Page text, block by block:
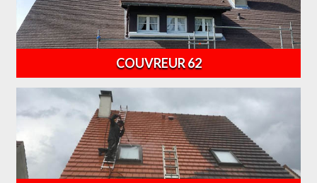
COUVREUR 62